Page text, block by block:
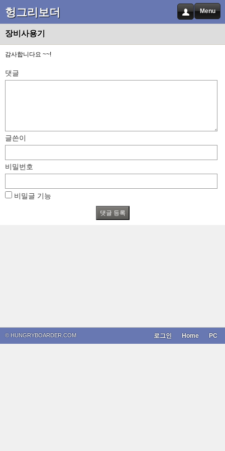
헝그리보더 Menu
장비사용기
감사합니다요 ~~!
댓글
글쓴이
비밀번호
비밀글 기능
© HUNGRYBOARDER.COM PC
Home
로그인